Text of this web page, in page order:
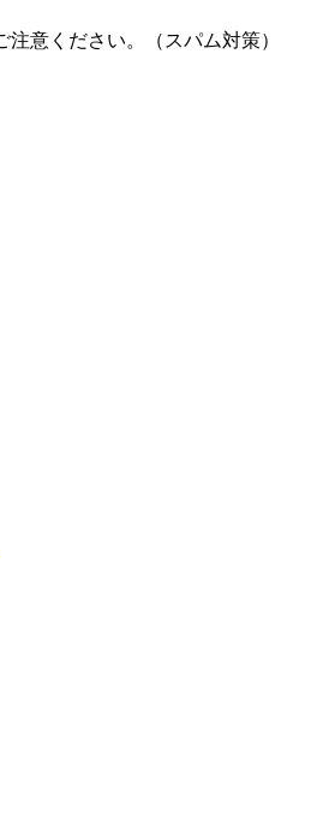
意ください。（スパム対策）